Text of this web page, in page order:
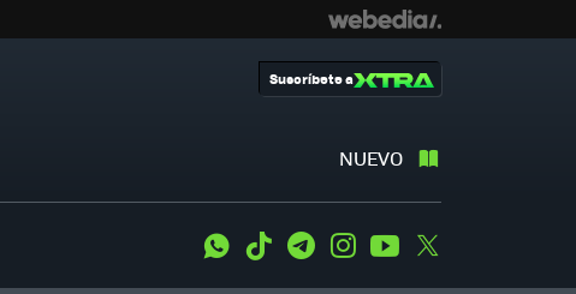
NUEVO
Suscríbete a
WhatsApp
Tiktok TelegramInstagramYoutube